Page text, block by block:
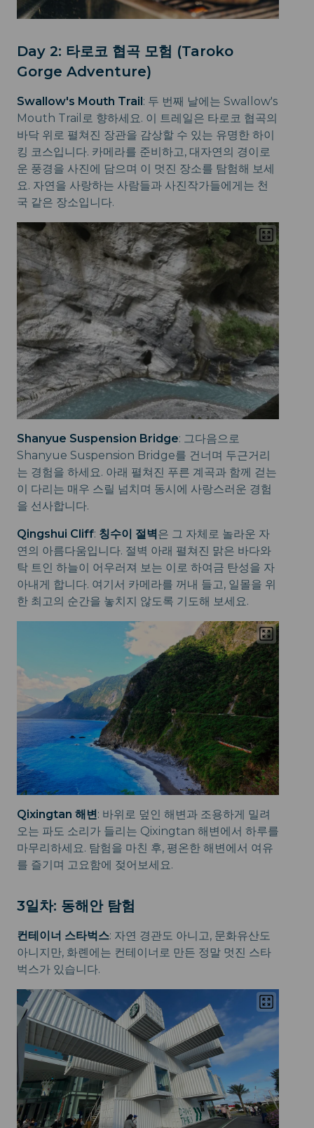
Day 2: 타로코 협곡 모험 (Taroko
Gorge Adventure)
Swallow's Mouth Trail : 두 번째 날에는 Swallow's
Mouth Trail로 향하세요. 이 트레일은 타로코 협곡의
바닥 위로 펼쳐진 장관을 감상할 수 있는 유명한 하이
킹 코스입니다. 카메라를 준비하고, 대자연의 경이로
운 풍경을 사진에 담으며 이 멋진 장소를 탐험해 보세
요. 자연을 사랑하는 사람들과 사진작가들에게는 천
국 같은 장소입니다.
Shanyue Suspension Bridge: 그다음으로
Shanyue Suspension Bridge를 건너며 두근거리
는 경험을 하세요. 아래 펼쳐진 푸른 계곡과 함께 걷는
이 다리는 매우 스릴 넘치며 동시에 사랑스러운 경험
을 선사합니다.
Qingshui Cliff: 칭수이 절벽은 그 자체로 놀라운 자
연의 아름다움입니다. 절벽 아래 펼쳐진 맑은 바다와
탁 트인 하늘이 어우러져 보는 이로 하여금 탄성을 자
아내게 합니다. 여기서 카메라를 꺼내 들고, 일몰을 위
한 최고의 순간을 놓치지 않도록 기도해 보세요.
Qixingtan 해변: 바위로 덮인 해변과 조용하게 밀려
오는 파도 소리가 들리는 Qixingtan 해변에서 하루를
마무리하세요. 탐험을 마친 후, 평온한 해변에서 여유
를 즐기며 고요함에 젖어보세요.
3일차: 동해안 탐험
컨테이너 스타벅스: 자연 경관도 아니고, 문화유산도
아니지만, 화롄에는 컨테이너로 만든 정말 멋진 스타
벅스가 있습니다.